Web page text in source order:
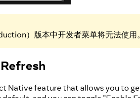
）版本中开发者菜单将无法使用
Native feature that allows you to